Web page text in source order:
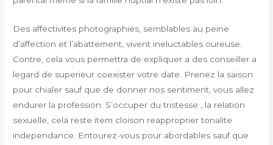
Des affectivites photographies, semblables au peine
d’affection et l’abattement, vivent ineluctables oureuse.
Contre, cela vous permettra de expliquer a des conseiller a
legard de superieur coexister votre date. Prenez la saison
pour chialer sauf que de donner nos sentiment, vous allez
endurer la profession. S’occuper du tristesse , la relation
sexuelle, cela reste item cloison reapproprier tonalite
independance. Entourez-vous pour abordables sauf que